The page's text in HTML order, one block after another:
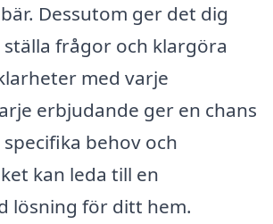
Dessutom ger det dig
frågor och klargöra
med varje
erbjudande ger en chans
behov och
kan leda till en
lösning för ditt hem.